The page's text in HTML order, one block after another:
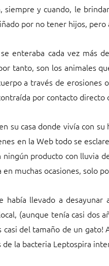
siempre y cuando, le
por no tener hijos,
enteraba cada vez más
tanto, son los animales
a través de erosiones
por contacto directo
su casa donde vivía con
en la Web todo se
ningún producto con lluvia
muchas ocasiones, solo
había llevado a
(aunque tenía casi dos
casi del tamaño de un
la bacteria Leptospira